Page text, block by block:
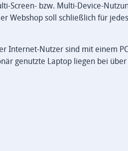
Screen- bzw. Multi-Device-
Webshop soll schließlich für
Internet-Nutzer sind mit einem
genutzte Laptop liegen bei über